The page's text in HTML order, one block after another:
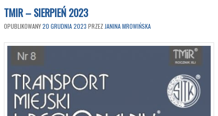
TMIR – SIERPIEŃ 2023
OPUBLIKOWANY20 GRUDNIA 2023 PRZEZ JANINA MROWIŃSKA